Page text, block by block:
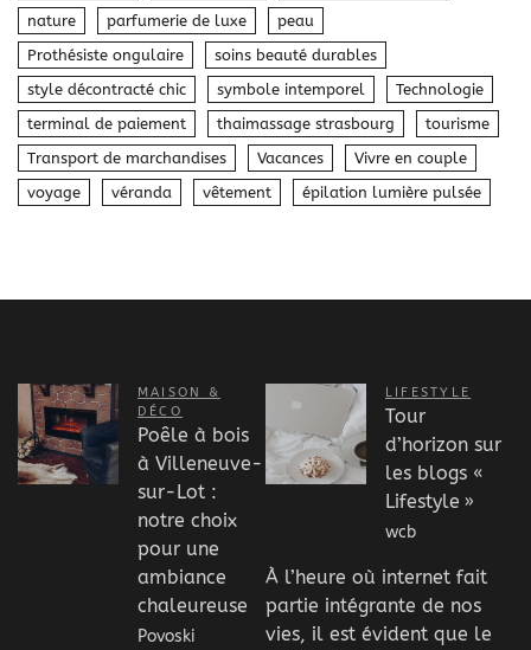
nature
parfumerie de luxe
peau
Prothésiste ongulaire
soins beauté durables
style décontracté chic
symbole intemporel
Technologie
terminal de paiement
thaimassage strasbourg
tourisme
Transport de marchandises
Vacances
Vivre en couple
voyage
véranda vêtement épilation lumière pulsée
MAISON &
DÉCO
Poêle à bois
à Villeneuve-
sur-Lot :
notre choix
pour une
ambiance
chaleureuse
Povoski
LIFESTYLE
Tour
d’horizon sur
les blogs «
Lifestyle »
wcb
À l’heure où internet fait
partie intégrante de nos
vies, il est évident que le